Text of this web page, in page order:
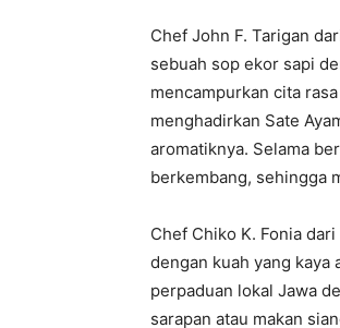
Chef John F. Tarigan
sebuah sop ekor sapi
mencampurkan cita
menghadirkan Sate
aromatiknya. Selama
berkembang, sehingga
Chef Chiko K. Fonia
dengan kuah yang kaya
perpaduan lokal Jawa
sarapan atau makan